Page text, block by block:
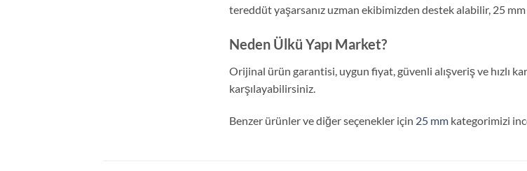
tereddüt yaşarsanız uzman ekibimizden destek alabilir, 25
Neden Ülkü Yapı Market?
Orijinal ürün garantisi, uygun fiyat, güvenli alışveriş ve hızlı
karşılayabilirsiniz.
Benzer ürünler ve diğer seçenekler için 25 mm kategorimizi